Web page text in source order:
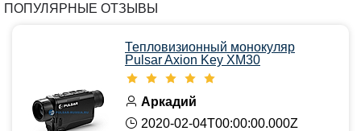
ПОПУЛЯРНЫЕ ОТЗЫВЫ
Тепловизионный монокуляр
Pulsar Axion Key XM30
Аркадий
2020-02-04T00:00:00.000Z